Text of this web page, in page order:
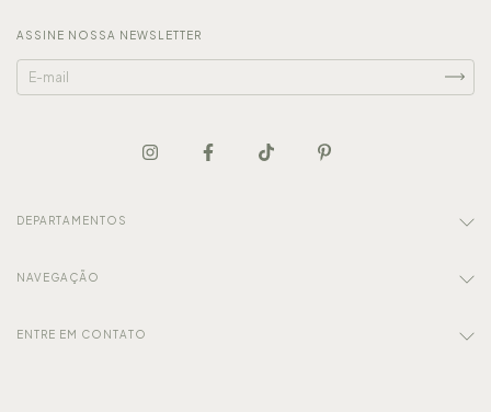
ASSINE NOSSA NEWSLETTER
DEPARTAMENTOS
NAVEGAÇÃO
ENTRE EM CONTATO